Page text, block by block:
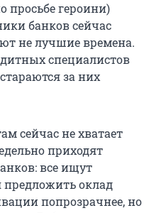
просьбе героини)
банков сейчас
не лучшие времена.
специалистов
за них
сейчас не хватает
приходят
все ищут
предложить оклад
попрозрачнее, но